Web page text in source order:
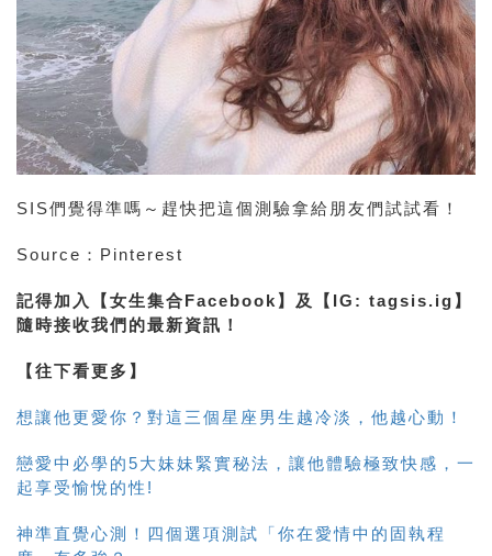
SIS們覺得準嗎～趕快把這個測驗拿給朋友們試試看！
Source：Pinterest
記得加入【女生集合Facebook】及【IG: tagsis.ig】
隨時接收我們的最新資訊！
【往下看更多】
想讓他更愛你？對這三個星座男生越冷淡，他越心動！
戀愛中必學的5大妹妹緊實秘法，讓他體驗極致快感，一
起享受愉悅的性!
神準直覺心測！四個選項測試「你在愛情中的固執程